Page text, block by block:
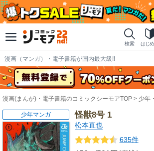
検索 はじ
漫画（マンガ）・電子書籍が国内最大級!!
漫画(まんが)・電子書籍のコミックシーモアTOP 少年
怪獣8号 1
松本直也
635件
少年マンガ